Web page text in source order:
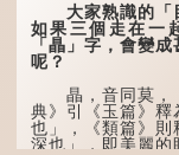
這個古字十分
至21世紀，網絡
行表情符號，這個
民當做表情符號來
囧字的「八」
屈的八字眉模樣，
驚訝、窘迫...
大家熟識的「
如果三個走在一
「瞐」字，會變成
呢？
瞐，音同莫，
典》引《玉篇》釋
也」，《類篇》則
深也」，即美麗的